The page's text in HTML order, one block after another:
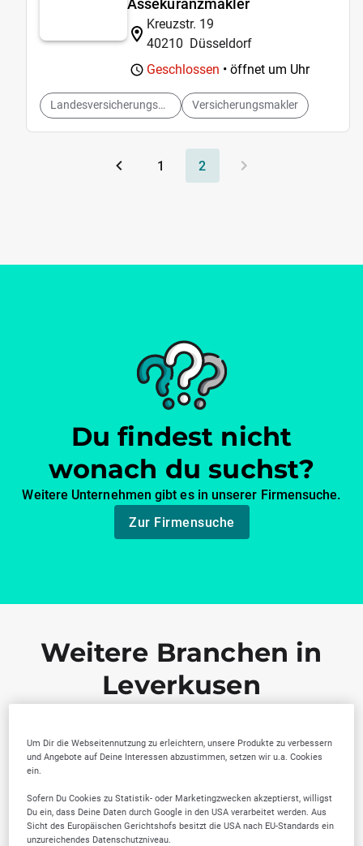
Kreuzstr. 19
40210 Düsseldorf
Geschlossen • öffnet um Uhr
Landesversicherungsanstalt Versicherungsmakler
1 2
Du findest nicht
wonach du suchst?
Weitere Unternehmen gibt es in unserer Firmensuche.
Zur Firmensuche
Weitere Branchen in
Leverkusen
Finanzdienstleistung
en & Versicherungen
Zahnärztliche
Dienstleistungen
Um Dir die Webseitennutzung zu erleichtern, unsere Produkte zu verbessern
und Angebote auf Deine Interessen abzustimmen, setzen wir u.a. Cookies
ein.
Sofern Du Cookies zu Statistik- oder Marketingzwecken akzeptierst, willigst
Du ein, dass Deine Daten durch Google in den USA verarbeitet werden. Aus
Sicht des Europäischen Gerichtshofs besitzt die USA nach EU-Standards ein
unzureichendes Datenschutzniveau.